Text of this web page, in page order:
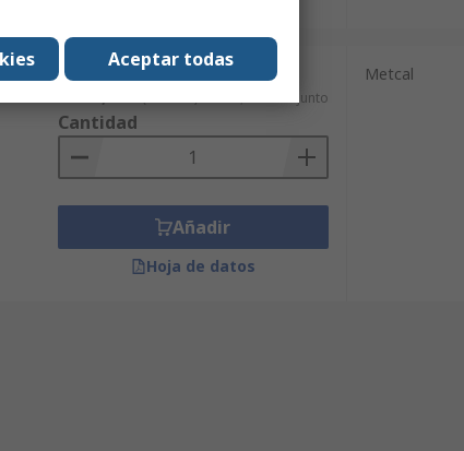
Subtotal (1 conjunto)
1.567,52 €/conjunto
Cantidad
Añadir
Hoja de datos
Metcal
Aceptar todas